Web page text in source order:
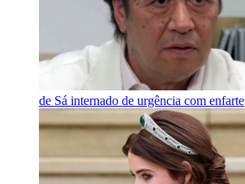
de Sá internado de urgência com enfarte